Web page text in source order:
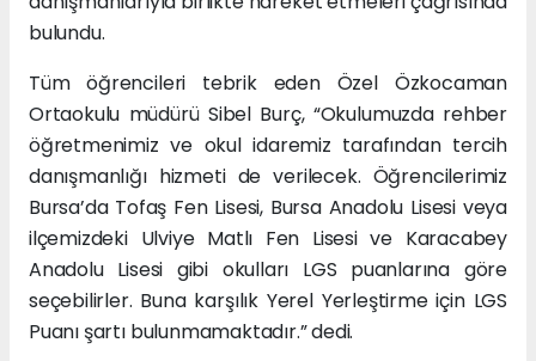
bulundu.
Tüm öğrencileri tebrik eden Özel Özkocaman
Ortaokulu müdürü Sibel Burç, “Okulumuzda rehber
öğretmenimiz ve okul idaremiz tarafından tercih
danışmanlığı hizmeti de verilecek. Öğrencilerimiz
Bursa’da Tofaş Fen Lisesi, Bursa Anadolu Lisesi veya
ilçemizdeki Ulviye Matlı Fen Lisesi ve Karacabey
Anadolu Lisesi gibi okulları LGS puanlarına göre
seçebilirler. Buna karşılık Yerel Yerleştirme için LGS
Puanı şartı bulunmamaktadır.” dedi.